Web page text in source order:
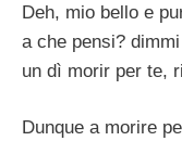
Deh, mio bello e
a che pensi?
un dì morir per te,
Dunque a morire